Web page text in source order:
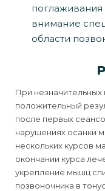
внимание
области
При незначительных
положительный
после первых
нарушениях осанки
нескольких курсов
окончании курса
укрепление мышц
позвоночника в